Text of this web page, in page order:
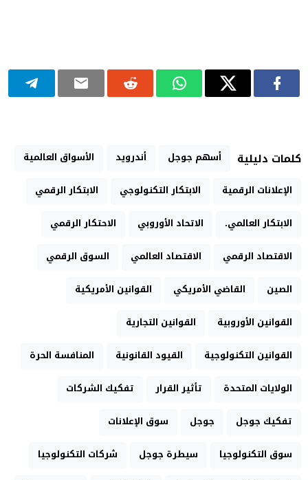
كلمات دليلية أسهم جوجل أندرويد
الأسواق العالمية
الإعلانات الرقمية
الابتكار التكنولوجي
الابتكار الرقمي
الابتكار العالمي.
الاتحاد الأوروبي
الاحتكار الرقمي
الاقتصاد الرقمي
الاقتصاد العالمي
السوق الرقمي
الصين
القاضي الأمريكي
القوانين الأمريكية
القوانين الأوروبية
القوانين التجارية
القوانين التكنولوجية
القيود القانونية
المنافسة الحرة
الولايات المتحدة
تأثير القرار
تفكيك الشركات
تفكيك جوجل
جوجل
سوق الإعلانات
سوق التكنولوجيا
سيطرة جوجل
شركات التكنولوجيا